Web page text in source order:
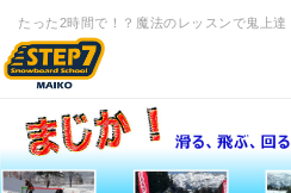
たった2時間で！？魔法のレッスンで鬼上達